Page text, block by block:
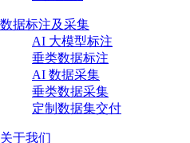
数据标注及采集
AI 大模型标注
垂类数据标注
AI 数据采集
垂类数据采集
定制数据集交付
关于我们